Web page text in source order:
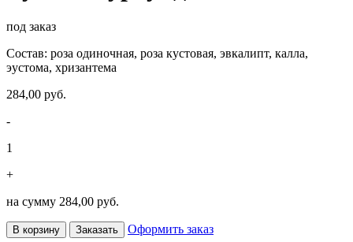
под заказ
Состав: роза одиночная, роза кустовая, эвкалипт, калла,
эустома, хризантема
284,00 руб.
-
1
+
на сумму 284,00 руб.
В корзину Заказать Оформить заказ